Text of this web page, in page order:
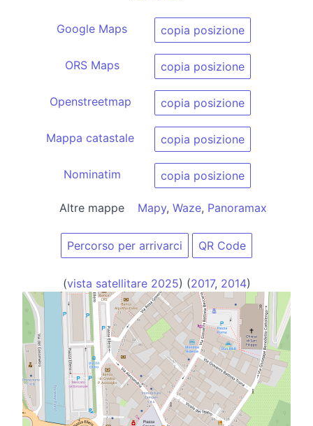
Google Maps copia posizione
ORS Maps copia posizione
Openstreetmap copia posizione
Mappa catastale copia posizione
Nominatim copia posizione
Altre mappe Mapy, Waze, Panoramax
Percorso per arrivarci QR Code
(vista satellitare 2025) (2017, 2014)